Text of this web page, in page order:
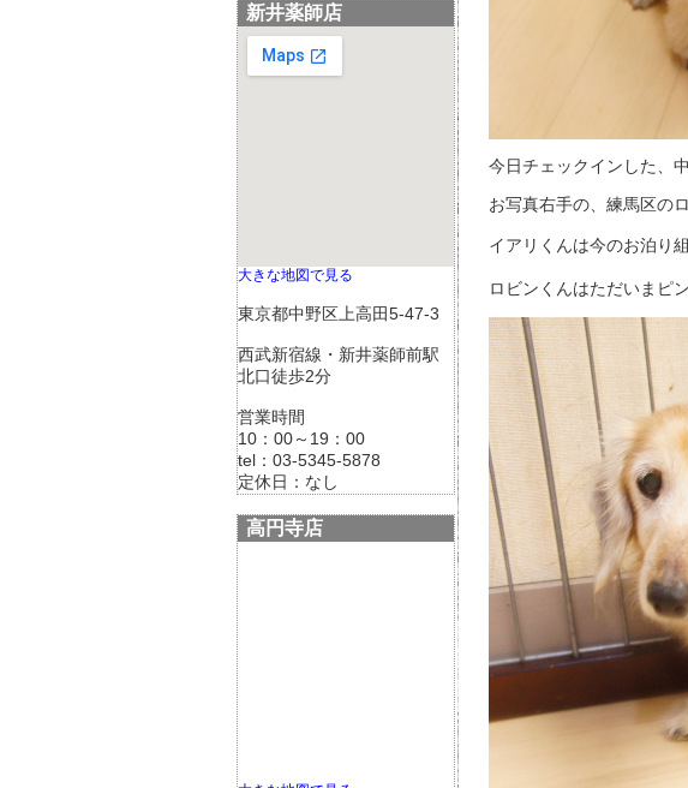
新井薬師店
大きな地図で見る
東京都中野区上高田5-47-3
西武新宿線・新井薬師前駅
北口徒歩2分
営業時間
10：00～19：00
tel：03-5345-5878
定休日：なし
高円寺店
今日チェックインした、
お写真右手の、練馬区の
イアリくんは今のお泊り
ロビンくんはただいまピ